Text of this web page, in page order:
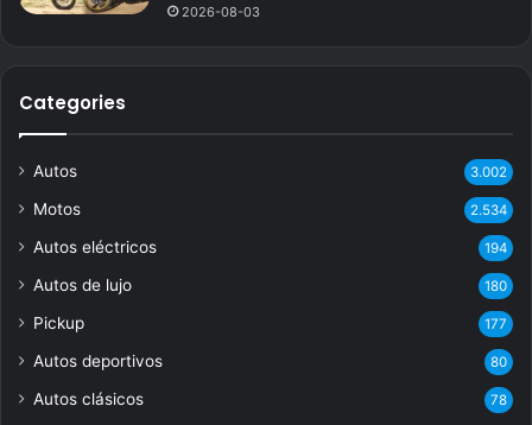
2026-08-03
Categories
Autos 3.002
Motos 2.534
Autos eléctricos 194
Autos de lujo 180
Pickup 177
Autos deportivos 80
Autos clásicos 78